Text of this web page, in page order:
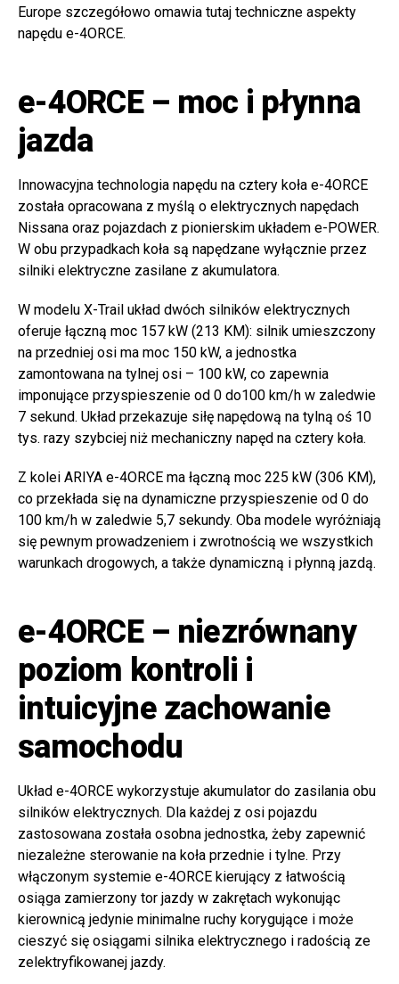
Europe szczegółowo omawia tutaj techniczne aspekty
napędu e-4ORCE.
e-4ORCE – moc i płynna
jazda
Innowacyjna technologia napędu na cztery koła e-4ORCE
została opracowana z myślą o elektrycznych napędach
Nissana oraz pojazdach z pionierskim układem e-POWER.
W obu przypadkach koła są napędzane wyłącznie przez
silniki elektryczne zasilane z akumulatora.
W modelu X-Trail układ dwóch silników elektrycznych
oferuje łączną moc 157 kW (213 KM): silnik umieszczony
na przedniej osi ma moc 150 kW, a jednostka
zamontowana na tylnej osi – 100 kW, co zapewnia
imponujące przyspieszenie od 0 do100 km/h w zaledwie
7 sekund. Układ przekazuje siłę napędową na tylną oś 10
tys. razy szybciej niż mechaniczny napęd na cztery koła.
Z kolei ARIYA e-4ORCE ma łączną moc 225 kW (306 KM),
co przekłada się na dynamiczne przyspieszenie od 0 do
100 km/h w zaledwie 5,7 sekundy. Oba modele wyróżniają
się pewnym prowadzeniem i zwrotnością we wszystkich
warunkach drogowych, a także dynamiczną i płynną jazdą.
e-4ORCE – niezrównany
poziom kontroli i
intuicyjne zachowanie
samochodu
Układ e-4ORCE wykorzystuje akumulator do zasilania obu
silników elektrycznych. Dla każdej z osi pojazdu
zastosowana została osobna jednostka, żeby zapewnić
niezależne sterowanie na koła przednie i tylne. Przy
włączonym systemie e-4ORCE kierujący z łatwością
osiąga zamierzony tor jazdy w zakrętach wykonując
kierownicą jedynie minimalne ruchy korygujące i może
cieszyć się osiągami silnika elektrycznego i radością ze
zelektryfikowanej jazdy.